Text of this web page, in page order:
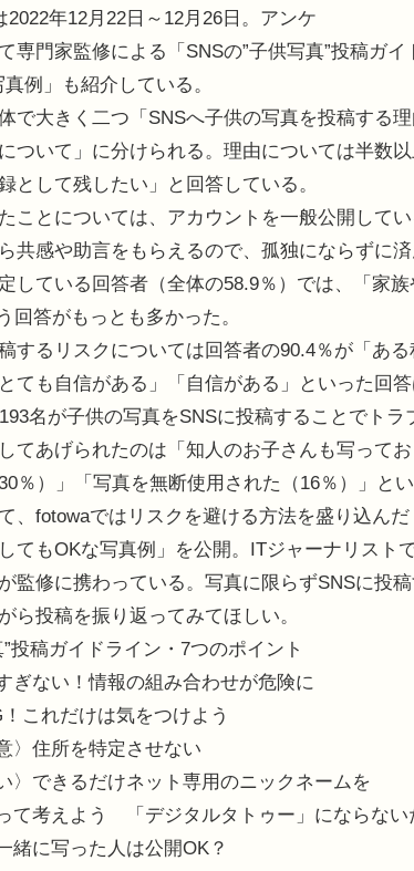
2022年12月22日～12月26日。アンケ
専門家監修による「SNSの”子供写真”投稿ガ
例」も紹介している。
で大きく二つ「SNSへ子供の写真を投稿する
ついて」に分けられる。理由については半数
として残したい」と回答している。
ことについては、アカウントを一般公開して
共感や助言をもらえるので、孤独にならずに
している回答者（全体の58.9％）では、「家
回答がもっとも多かった。
するリスクについては回答者の90.4％が「あ
ても自信がある」「自信がある」といった回
名が子供の写真をSNSに投稿することでト
てあげられたのは「知人のお子さんも写って
％）」「写真を無断使用された（16％）」とい
、fotowaではリスクを避ける方法を盛り込んだ
てもOKな写真例」を公開。ITジャーナリスト
監修に携わっている。写真に限らずSNSに投
ら投稿を振り返ってみてほしい。
投稿ガイドライン・7つのポイント
ぎない！情報の組み合わせが危険に
これだけは気をつけよう
〉住所を特定させない
〉できるだけネット専用のニックネームを
て考えよう 「デジタルタトゥー」にならない
に写った人は公開OK？